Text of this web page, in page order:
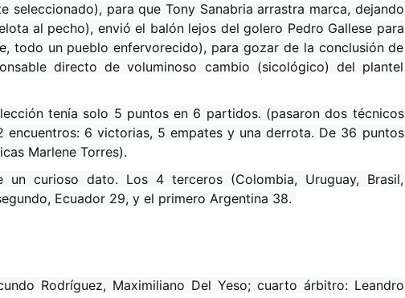
seleccionado), para que Tony Sanabria arrastra marca, dejando
al pecho), envió el balón lejos del golero Pedro Gallese para
todo un pueblo enfervorecido), para gozar de la conclusión de
directo de voluminoso cambio (sicológico) del plantel
tenía solo 5 puntos en 6 partidos. (pasaron dos técnicos
6 victorias, 5 empates y una derrota. De 36 puntos
Marlene Torres).
un curioso dato. Los 4 terceros (Colombia, Uruguay, Brasil,
Ecuador 29, y el primero Argentina 38.
Rodríguez, Maximiliano Del Yeso; cuarto árbitro: Leandro